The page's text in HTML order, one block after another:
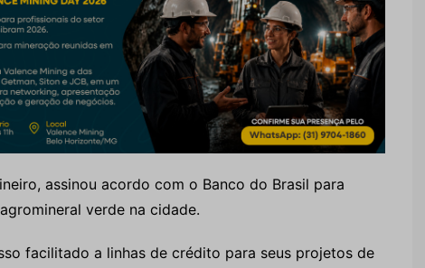
assinou acordo com o Banco do Brasil para
verde na cidade.
facilitado a linhas de crédito para seus projetos de